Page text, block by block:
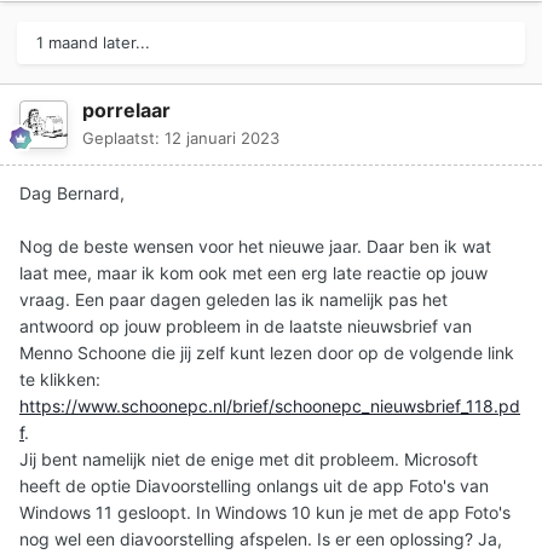
1 maand later...
porrelaar
Geplaatst: 12 januari 2023
Dag Bernard,
Nog de beste wensen voor het nieuwe jaar. Daar ben ik wat
laat mee, maar ik kom ook met een erg late reactie op jouw
vraag. Een paar dagen geleden las ik namelijk pas het
antwoord op jouw probleem in de laatste nieuwsbrief van
Menno Schoone die jij zelf kunt lezen door op de volgende link
te klikken:
https://www.schoonepc.nl/brief/schoonepc_nieuwsbrief_118.pd
f.
Jij bent namelijk niet de enige met dit probleem. Microsoft
heeft de optie Diavoorstelling onlangs uit de app Foto's van
Windows 11 gesloopt. In Windows 10 kun je met de app Foto's
nog wel een diavoorstelling afspelen. Is er een oplossing? Ja,